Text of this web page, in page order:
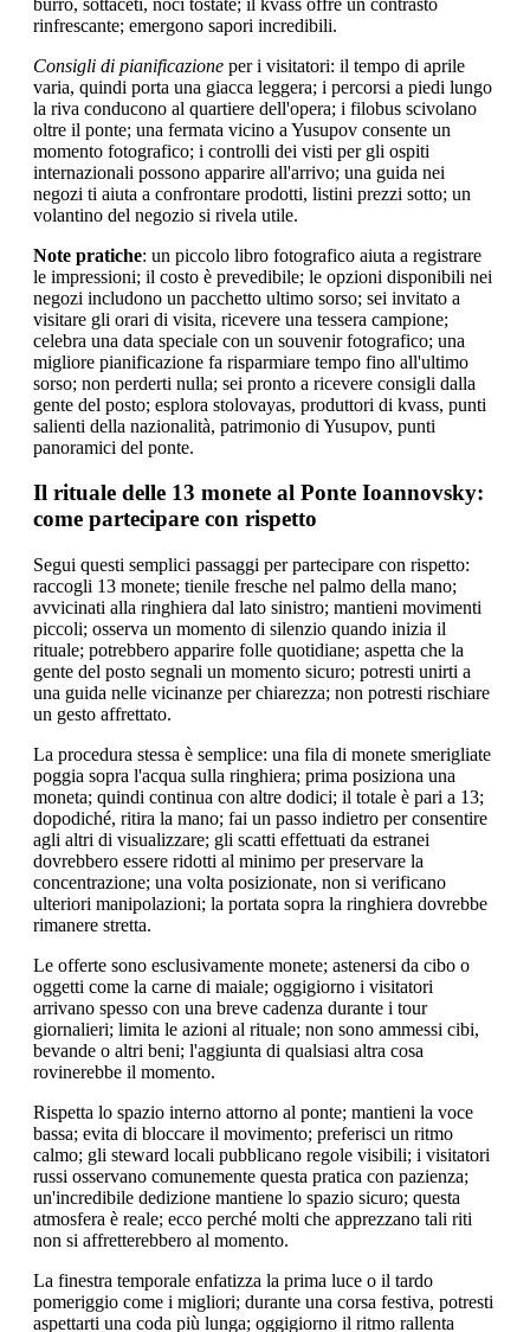
rinfrescante; emergono sapori incredibili.
Consigli di pianificazione per i visitatori: il tempo di aprile
varia, quindi porta una giacca leggera; i percorsi a piedi lungo
la riva conducono al quartiere dell'opera; i filobus scivolano
oltre il ponte; una fermata vicino a Yusupov consente un
momento fotografico; i controlli dei visti per gli ospiti
internazionali possono apparire all'arrivo; una guida nei
negozi ti aiuta a confrontare prodotti, listini prezzi sotto; un
volantino del negozio si rivela utile.
Note pratiche: un piccolo libro fotografico aiuta a registrare
le impressioni; il costo è prevedibile; le opzioni disponibili nei
negozi includono un pacchetto ultimo sorso; sei invitato a
visitare gli orari di visita, ricevere una tessera campione;
celebra una data speciale con un souvenir fotografico; una
migliore pianificazione fa risparmiare tempo fino all'ultimo
sorso; non perderti nulla; sei pronto a ricevere consigli dalla
gente del posto; esplora stolovayas, produttori di kvass, punti
salienti della nazionalità, patrimonio di Yusupov, punti
panoramici del ponte.
Il rituale delle 13 monete al Ponte Ioannovsky:
come partecipare con rispetto
Segui questi semplici passaggi per partecipare con rispetto:
raccogli 13 monete; tienile fresche nel palmo della mano;
avvicinati alla ringhiera dal lato sinistro; mantieni movimenti
piccoli; osserva un momento di silenzio quando inizia il
rituale; potrebbero apparire folle quotidiane; aspetta che la
gente del posto segnali un momento sicuro; potresti unirti a
una guida nelle vicinanze per chiarezza; non potresti rischiare
un gesto affrettato.
La procedura stessa è semplice: una fila di monete smerigliate
poggia sopra l'acqua sulla ringhiera; prima posiziona una
moneta; quindi continua con altre dodici; il totale è pari a 13;
dopodiché, ritira la mano; fai un passo indietro per consentire
agli altri di visualizzare; gli scatti effettuati da estranei
dovrebbero essere ridotti al minimo per preservare la
concentrazione; una volta posizionate, non si verificano
ulteriori manipolazioni; la portata sopra la ringhiera dovrebbe
rimanere stretta.
Le offerte sono esclusivamente monete; astenersi da cibo o
oggetti come la carne di maiale; oggigiorno i visitatori
arrivano spesso con una breve cadenza durante i tour
giornalieri; limita le azioni al rituale; non sono ammessi cibi,
bevande o altri beni; l'aggiunta di qualsiasi altra cosa
rovinerebbe il momento.
Rispetta lo spazio interno attorno al ponte; mantieni la voce
bassa; evita di bloccare il movimento; preferisci un ritmo
calmo; gli steward locali pubblicano regole visibili; i visitatori
russi osservano comunemente questa pratica con pazienza;
un'incredibile dedizione mantiene lo spazio sicuro; questa
atmosfera è reale; ecco perché molti che apprezzano tali riti
non si affretterebbero al momento.
La finestra temporale enfatizza la prima luce o il tardo
pomeriggio come i migliori; durante una corsa festiva, potresti
aspettarti una coda più lunga; oggigiorno il ritmo rallenta